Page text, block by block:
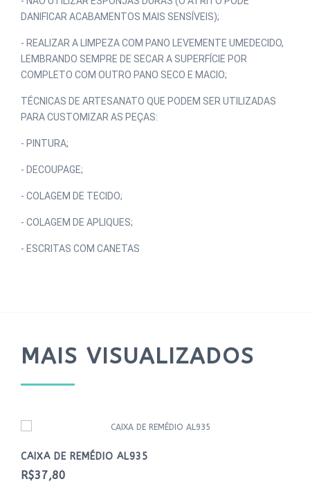
DANIFICAR ACABAMENTOS MAIS SENSÍVEIS);
- REALIZAR A LIMPEZA COM PANO LEVEMENTE UMEDECIDO,
LEMBRANDO SEMPRE DE SECAR A SUPERFÍCIE POR
COMPLETO COM OUTRO PANO SECO E MACIO;
TÉCNICAS DE ARTESANATO QUE PODEM SER UTILIZADAS
PARA CUSTOMIZAR AS PEÇAS:
- PINTURA;
- DECOUPAGE;
- COLAGEM DE TECIDO;
- COLAGEM DE APLIQUES;
- ESCRITAS COM CANETAS
MAIS VISUALIZADOS
CAIXA DE REMÉDIO AL935
R$37,80